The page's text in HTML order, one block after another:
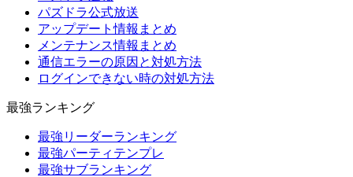
パズドラ公式放送
アップデート情報まとめ
メンテナンス情報まとめ
通信エラーの原因と対処方法
ログインできない時の対処方法
最強ランキング
最強リーダーランキング
最強パーティテンプレ
最強サブランキング